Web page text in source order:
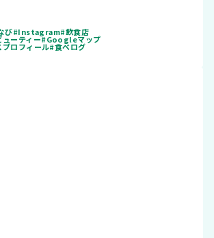
び#Instagram#飲食店
ーティー#Googleマップ
ロフィール#食べログ